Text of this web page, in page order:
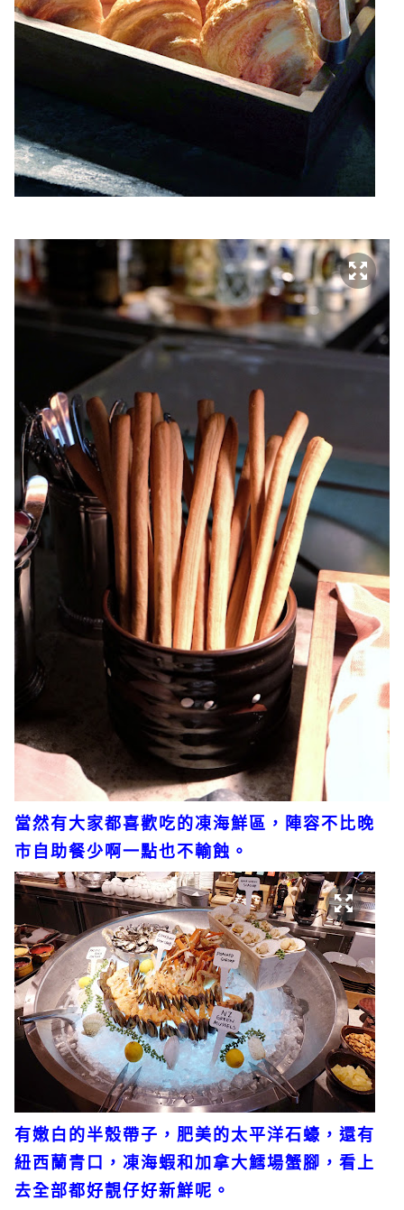
當然有大家都喜歡吃的凍海鮮區，陣容不比晚
市自助餐少啊一點也不輸蝕。
有嫩白的半殼帶子，肥美的太平洋石蠔，還有
紐西蘭青口，凍海蝦和加拿大鱈場蟹腳，看上
去全部都好靚仔好新鮮呢。